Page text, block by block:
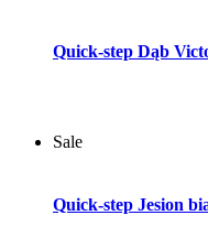
Quick-step Dąb
Sale
Quick-step Jesion